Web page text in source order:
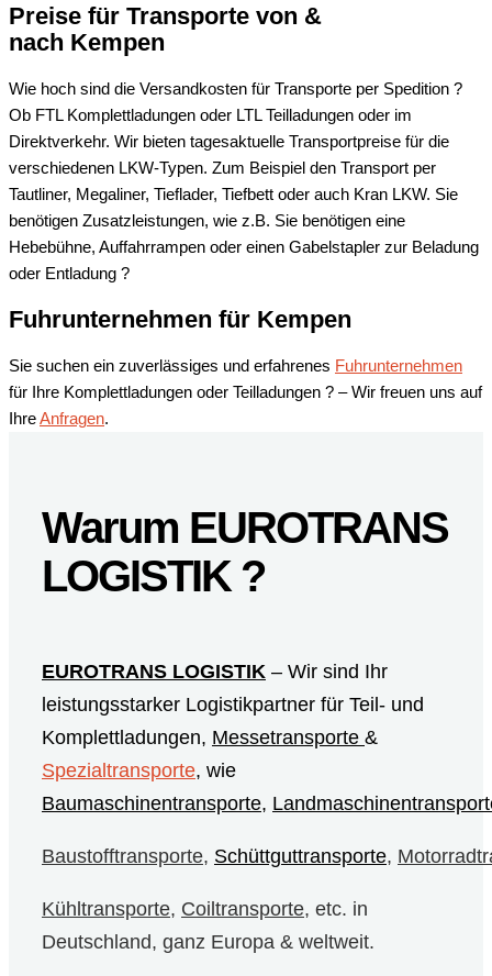
Preise für Transporte von &
nach Kempen
Wie hoch sind die Versandkosten für Transporte per Spedition ?
Ob FTL Komplettladungen oder LTL Teilladungen oder im
Direktverkehr. Wir bieten tagesaktuelle Transportpreise für die
verschiedenen LKW-Typen. Zum Beispiel den Transport per
Tautliner, Megaliner, Tieflader, Tiefbett oder auch Kran LKW. Sie
benötigen Zusatzleistungen, wie z.B. Sie benötigen eine
Hebebühne, Auffahrrampen oder einen Gabelstapler zur Beladung
oder Entladung ?
Fuhrunternehmen für Kempen
Sie suchen ein zuverlässiges und erfahrenes Fuhrunternehmen
für Ihre Komplettladungen oder Teilladungen ? – Wir freuen uns auf
IhreAnfragen.
Warum EUROTRANS
LOGISTIK ?
EUROTRANS LOGISTIK – Wir sind Ihr
leistungsstarker Logistikpartner für Teil- und
Komplettladungen, Messetransporte &
Spezialtransporte, wie
Baumaschinentransporte,
Baustofftransporte, Schüttguttransporte,
Kühltransporte, Coiltransporte, etc. in
Deutschland, ganz Europa & weltweit.